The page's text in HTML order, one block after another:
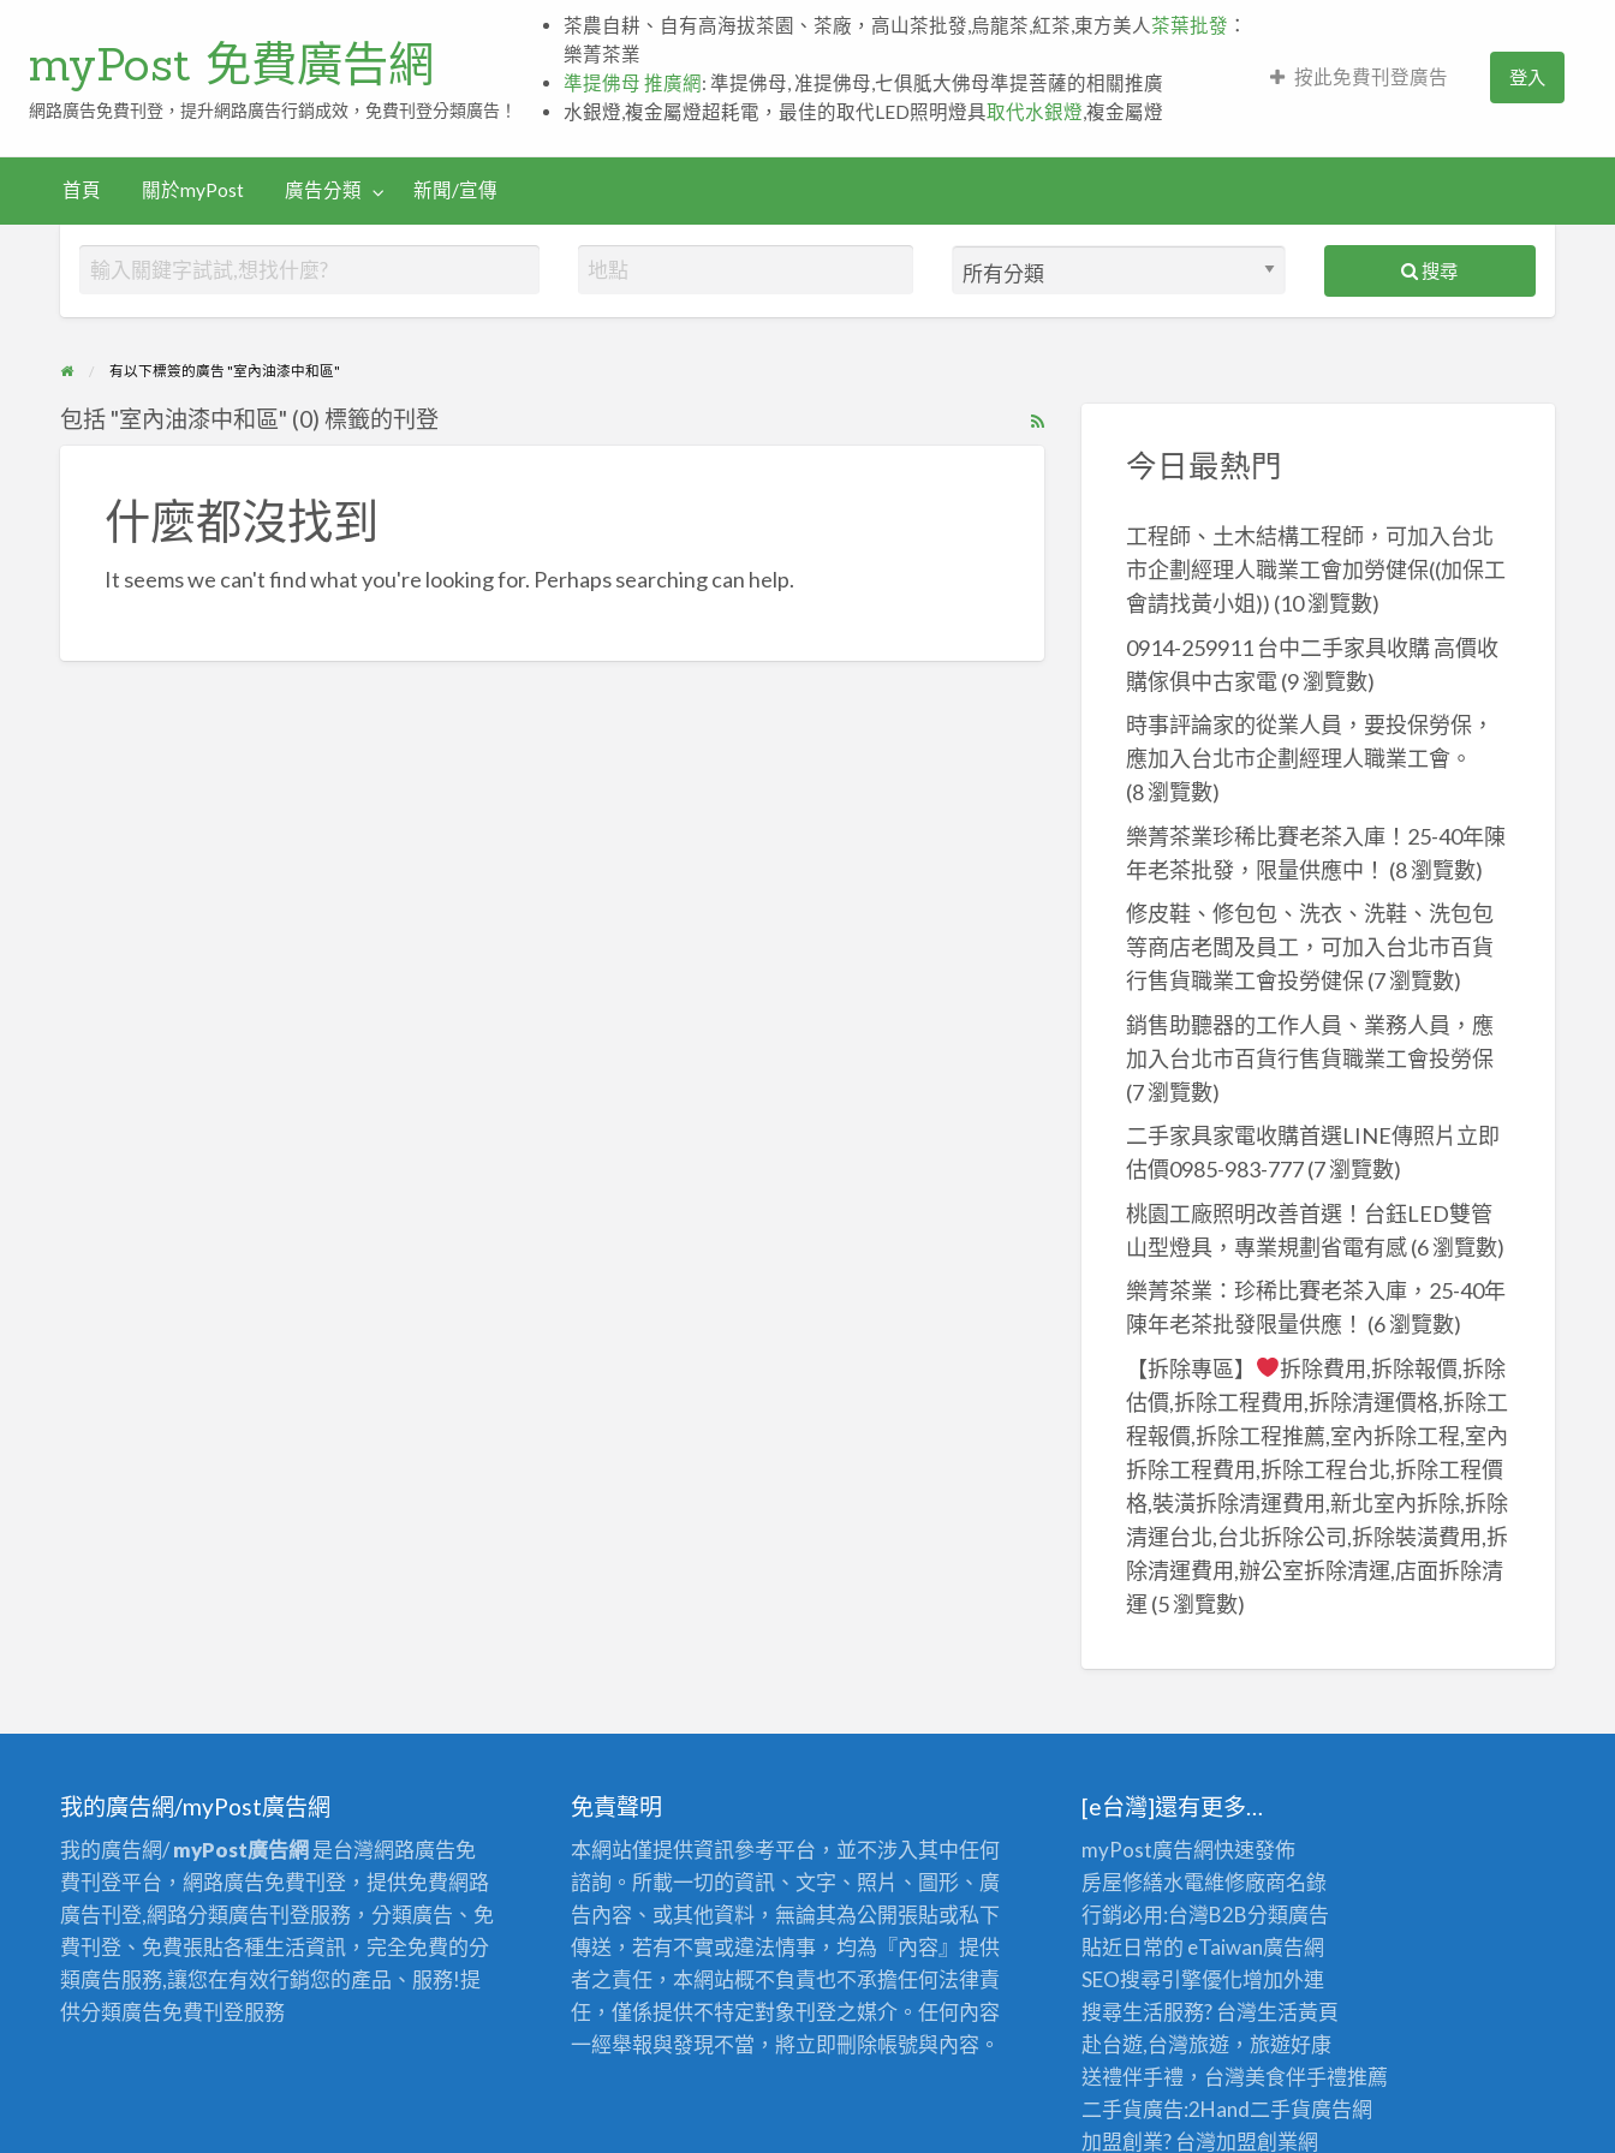
myPost 免費廣告網
網路廣告免費刊登，提升網路廣告行銷成效，免費刊登分類廣告！
茶農自耕、自有高海拔茶園、茶廠，高山茶批發,烏龍茶,紅茶,東方美人 茶葉批發 ：
樂菁茶業
準提佛母 推廣網: 準提佛母, 准提佛母,七俱胝大佛母準提菩薩的相關推廣
水銀燈,複金屬燈超耗電，最佳的取代LED照明燈具取代水銀燈 ,複金屬燈
按此免費刊登廣告 登入
首頁 關於myPost 廣告分類 新聞/宣傳
搜尋
有以下標簽的廣告 "室內油漆中和區"
RSS
包括 "室內油漆中和區" (0) 標籤的刊登
什麼都沒找到
It seems we can't find what you're looking for. Perhaps searching can help.
今日最熱門
工程師、土木結構工程師，可加入台北
市企劃經理人職業工會加勞健保((加保工
會請找黃小姐)) (10 瀏覽數)
0914-259911 台中二手家具收購 高價收
購傢俱中古家電(9 瀏覽數)
時事評論家的從業人員，要投保勞保，
應加入台北市企劃經理人職業工會。
(8 瀏覽數)
樂菁茶業珍稀比賽老茶入庫！25-40年陳
年老茶批發，限量供應中！ (8 瀏覽數)
修皮鞋、修包包、洗衣、洗鞋、洗包包
等商店老闆及員工，可加入台北巿百貨
行售貨職業工會投勞健保(7 瀏覽數)
銷售助聽器的工作人員、業務人員，應
加入台北市百貨行售貨職業工會投勞保
(7 瀏覽數)
二手家具家電收購首選LINE傳照片立即
估價0985-983-777(7 瀏覽數)
桃園工廠照明改善首選！台鈺LED雙管
山型燈具，專業規劃省電有感(6 瀏覽數)
樂菁茶業：珍稀比賽老茶入庫，25-40年
陳年老茶批發限量供應！ (6 瀏覽數)
【拆除專區】
拆除費用,拆除報價,拆除
估價,拆除工程費用,拆除清運價格,拆除工
程報價,拆除工程推薦,室內拆除工程,室內
拆除工程費用,拆除工程台北,拆除工程價
格,裝潢拆除清運費用,新北室內拆除,拆除
清運台北,台北拆除公司,拆除裝潢費用,拆
除清運費用,辦公室拆除清運,店面拆除清
運 (5 瀏覽數)
我的廣告網/myPost廣告網
我的廣告網/myPost廣告網是台灣網路廣告免
費刊登平台，網路廣告免費刊登，提供免費網路
廣告刊登,網路分類廣告刊登服務，分類廣告、免
費刊登、免費張貼各種生活資訊，完全免費的分
類廣告服務,讓您在有效行銷您的產品、服務!提
供分類廣告免費刊登服務
免責聲明
本網站僅提供資訊參考平台，並不涉入其中任何
諮詢。所載一切的資訊、文字、照片、圖形、廣
告內容、或其他資料，無論其為公開張貼或私下
傳送，若有不實或違法情事，均為『內容』提供
者之責任，本網站概不負責也不承擔任何法律責
任，僅係提供不特定對象刊登之媒介。任何內容
一經舉報與發現不當，將立即刪除帳號與內容。
[e台灣]還有更多…
myPost廣告網快速發佈
房屋修繕水電維修廠商名錄
行銷必用:台灣B2B分類廣告
貼近日常的 eTaiwan廣告網
SEO搜尋引擎優化增加外連
搜尋生活服務? 台灣生活黃頁
赴台遊,台灣旅遊 ，旅遊好康
送禮伴手禮，台灣美食伴手禮推薦
二手貨廣告:2Hand二手貨廣告網
加盟創業? 台灣加盟創業網